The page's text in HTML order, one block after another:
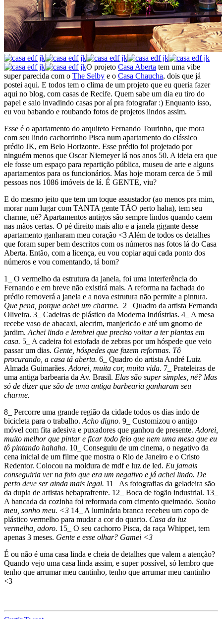
O projeto Casa Aberta tem uma vibe
super parecida com o The Selby e o Casa Chaucha, dois que já
postei aqui. E todos tem o clima de um projeto que eu queria fazer
aqui no blog, com casas de Recife. Quem sabe um dia eu tiro do
papel e saio invadindo casas por aí pra fotografar :) Enquanto isso,
eu vou babando e roubando fotos de projetos lindos assim.
Esse é o apartamento do arquiteto Fernando Tourinho, que mora
com seu lindo cachorrinho Pisca num apartamento do clássico
prédio JK, em Belo Horizonte. Esse prédio foi projetado por
ninguém menos que Oscar Niemeyer lá nos anos 50. A ideia era que
ele fosse um espaço para repartição pública, museu de arte e alguns
apartamentos para os funcionários. Mas hoje moram cerca de 5 mil
pessoas nos 1086 imóveis de lá. É GENTE, viu?
E do mesmo jeito que tem um toque assustador (ao menos pra mim,
morar num lugar com TANTA gente TÃO perto haha), tem seu
charme, né? Apartamentos antigos são sempre lindos quando caem
nas mãos certas. O pé direito mais alto e a janela gigante desse
apartamento ganharam meu coração <3 Além de todos os detalhes
que foram super bem descritos com os números nas fotos lá do Casa
Aberta. Então, com a licença, eu vou copiar aqui cada ponto dos
números e vou comentando, tá bom?
1_ O vermelho da estrutura da janela, foi uma interferência do
Fernando e em breve não existirá mais. A reforma na fachada do
prédio removerá a janela e a nova estrutura não permite a pintura.
Que pena, porque achei um charme. 2_ Quadro da artista Fernanda
Oliveira. 3_ Cadeiras de plástico da Moderna Indústrias. 4_ A mesa
recebe vaso de abacaxi, alecrim, manjericão e até um gnomo de
jardim. Achei lindo e lembrei que preciso voltar a ter plantas em
casa. 5_ A cadeira foi estofada de zebras por um hóspede que veio
passar um dias. Gente, hóspedes que fazem reformas. Tô
procurando, a casa tá aberta. 6_ Quadro do artista André Luiz
Almada Guimarães. Adorei, muita cor, muita vida. 7_ Prateleiras de
uma antiga barbearia da Av. Brasil. Elas são super simples, né? Mas
só de dizer que são de uma antiga barbearia ganharam seu
charme.
8_ Percorre uma grande região da cidade todos os dias indo de
bicicleta para o trabalho. Acho digno. 9_ Customizou o antigo
móvel com fita adesiva e puxadores que ganhou de presente. Adorei,
muito melhor que pintar e ficar todo feio que nem uma mesa que eu
tô pintando hahaha. 10_ Conseguiu de um cinema, o negativo da
cena inicial de um filme que mostra o Rio de Janeiro e o Cristo
Redentor. Colocou na moldura de mdf e luz de led. Eu jamais
conseguiria ver na foto que era um negativo e já achei lindo. De
perto deve ser ainda mais legal. 11_ As fotografias da geladeira são
da dupla de artistas bebaprafrente. 12_ Boca de fogão industrial. 13_
A bancada da cozinha foi reformada com cimento queimado. Sonho
meu, sonho meu. <3 14_ A luminária branca recebeu um copo de
plástico vermelho para mudar a cor do quarto. Casa da luz
vermelha, adoro. 15_ O seu cachorro Pisca, da raça Whippet, tem
apenas 3 meses. Gente e esse olhar? Gamei <3
É ou não é uma casa linda e cheia de detalhes que valem a atenção?
Quando vejo uma casa linda assim, e super possível, só lembro que
tenho que arrumar meu cantinho, tenho que arrumar meu cantinho
<3